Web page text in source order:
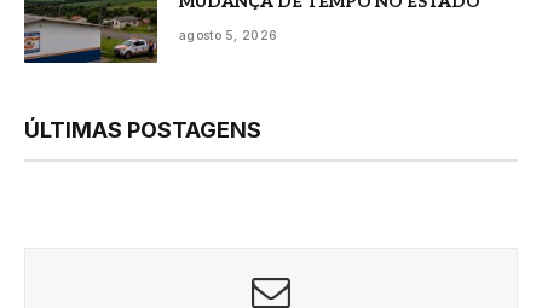
agosto 5, 2026
ÚLTIMAS POSTAGENS